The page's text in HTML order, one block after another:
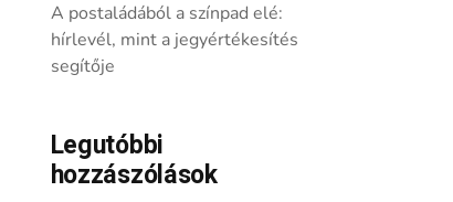
A postaládából a színpad elé:
hírlevél, mint a jegyértékesítés
segítője
Legutóbbi
hozzászólások